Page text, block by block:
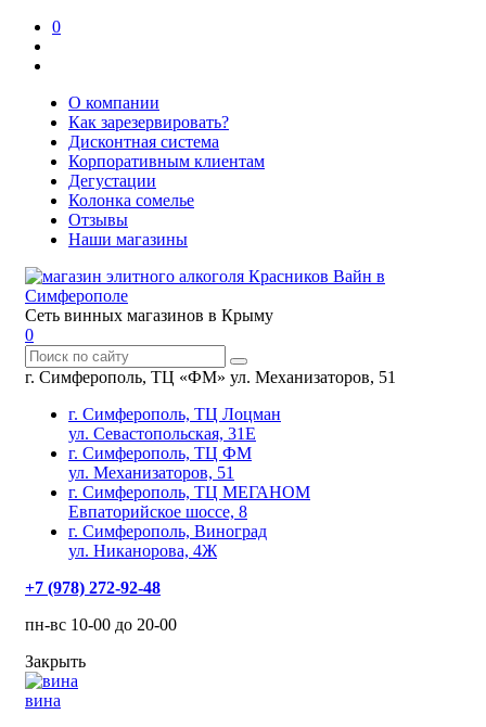
0
О компании
Как зарезервировать?
Дисконтная система
Корпоративным клиентам
Дегустации
Колонка сомелье
Отзывы
Наши магазины
Сеть винных магазинов в Крыму
0
г. Симферополь, ТЦ «ФМ» ул. Механизаторов, 51
г. Симферополь, ТЦ Лоцман
ул. Севастопольская, 31Е
г. Симферополь, ТЦ ФМ
ул. Механизаторов, 51
г. Симферополь, ТЦ МЕГАНОМ
Евпаторийское шоссе, 8
г. Симферополь, Виноград
ул. Никанорова, 4Ж
+7 (978) 272-92-48
пн-вс 10-00 до 20-00
Закрыть
вина